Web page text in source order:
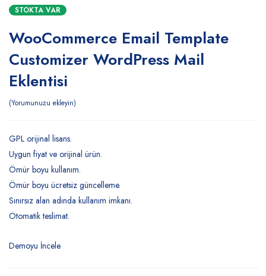
STOKTA VAR
WooCommerce Email Template
Customizer WordPress Mail
Eklentisi
Yorumunuzu ekleyin
GPL orijinal lisans.
Uygun fiyat ve orijinal ürün.
Ömür boyu kullanım.
Ömür boyu ücretsiz güncelleme.
Sınırsız alan adında kullanım imkanı.
Otomatik teslimat.
Demoyu İncele